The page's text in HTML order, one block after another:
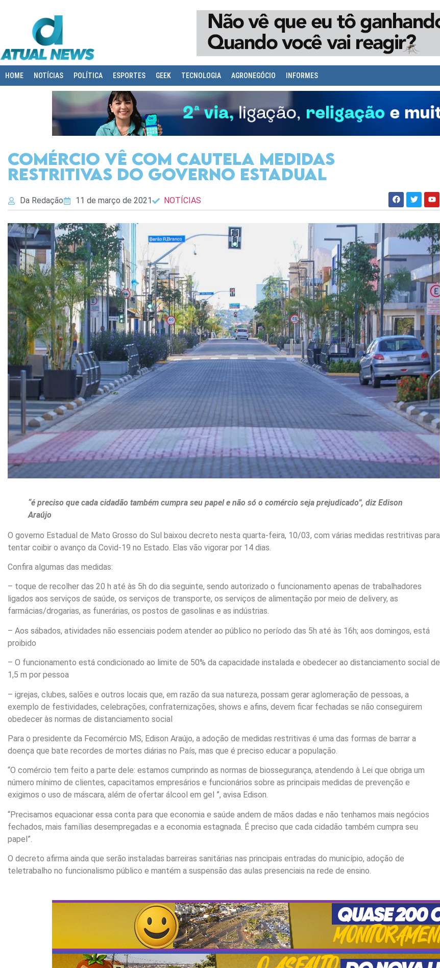
HOME NOTÍCIAS POLÍTICA ESPORTES GEEK TECNOLOGIA AGRONEGÓCIO INFORMES
Comércio vê com cautela medidas
restritivas do Governo Estadual
Da Redação 11 de março de 2021 NOTÍCIAS
“é preciso que cada cidadão também cumpra seu papel e não só o comércio seja prejudicado”, diz Edison
Araújo
O governo Estadual de Mato Grosso do Sul baixou decreto nesta quarta-feira, 10/03, com várias medidas restritivas para
tentar coibir o avanço da Covid-19 no Estado. Elas vão vigorar por 14 dias.
Confira algumas das medidas:
– toque de recolher das 20 h até às 5h do dia seguinte, sendo autorizado o funcionamento apenas de trabalhadores
ligados aos serviços de saúde, os serviços de transporte, os serviços de alimentação por meio de delivery, as
farmácias/drogarias, as funerárias, os postos de gasolinas e as indústrias.
– Aos sábados, atividades não essenciais podem atender ao público no período das 5h até às 16h; aos domingos, está
proibido
– O funcionamento está condicionado ao limite de 50% da capacidade instalada e obedecer ao distanciamento social de
1,5 m por pessoa
– igrejas, clubes, salões e outros locais que, em razão da sua natureza, possam gerar aglomeração de pessoas, a
exemplo de festividades, celebrações, confraternizações, shows e afins, devem ficar fechadas se não conseguirem
obedecer às normas de distanciamento social
Para o presidente da Fecomércio MS, Edison Araújo, a adoção de medidas restritivas é uma das formas de barrar a
doença que bate recordes de mortes diárias no País, mas que é preciso educar a população.
“O comércio tem feito a parte dele: estamos cumprindo as normas de biossegurança, atendendo à Lei que obriga um
número mínimo de clientes, capacitamos empresários e funcionários sobre as principais medidas de prevenção e
exigimos o uso de máscara, além de ofertar álcool em gel ”, avisa Edison.
“Precisamos equacionar essa conta para que economia e saúde andem de mãos dadas e não tenhamos mais negócios
fechados, mais famílias desempregadas e a economia estagnada. É preciso que cada cidadão também cumpra seu
papel”.
O decreto afirma ainda que serão instaladas barreiras sanitárias nas principais entradas do município, adoção de
teletrabalho no funcionalismo público e mantém a suspensão das aulas presenciais na rede de ensino.